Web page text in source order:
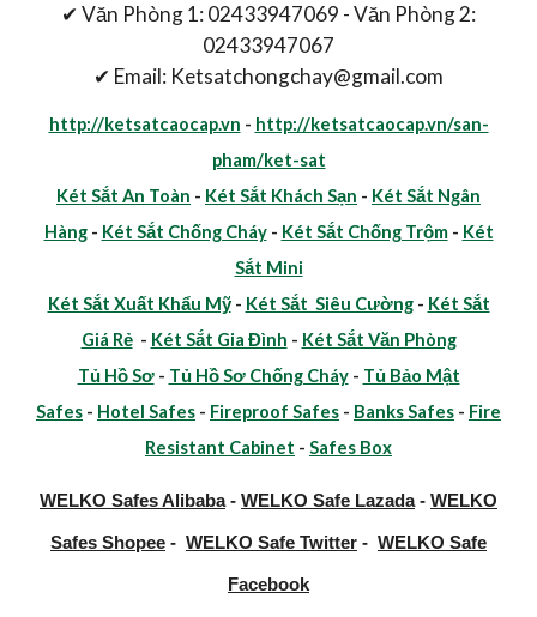
✔ Văn Phòng 1: 02433947069 - Văn Phòng 2:
02433947067
✔ Email: Ketsatchongchay@gmail.com
http://ketsatcaocap.vn - http://ketsatcaocap.vn/san-
pham/ket-sat
Két Sắt An Toàn - Két Sắt Khách Sạn - Két Sắt Ngân
Hàng- Két Sắt Chống Cháy- Két Sắt Chống Trộm- Két
Sắt Mini
Két Sắt Xuất Khẩu Mỹ- Két Sắt Siêu Cường- Két Sắt
Giá Rẻ- Két Sắt Gia Đình - Két Sắt Văn Phòng
Tủ Hồ Sơ- Tủ Hồ Sơ Chống Cháy- Tủ Bảo Mật
Safes - Hotel Safes - Fireproof Safes - Banks Safes - Fire
Resistant Cabinet - Safes Box
WELKO Safes Alibaba- WELKO Safe Lazada- WELKO
Safes Shopee - WELKO Safe Twitter - WELKO Safe
Facebook